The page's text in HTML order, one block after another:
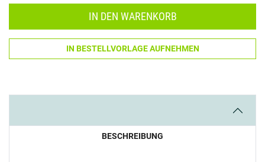
IN DEN WARENKORB
IN BESTELLVORLAGE AUFNEHMEN
BESCHREIBUNG